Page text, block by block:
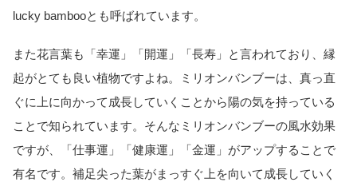
lucky bambooとも呼ばれています。
また花言葉も「幸運」「開運」「長寿」と言われており、縁
起がとても良い植物ですよね。ミリオンバンブーは、真っ直
ぐに上に向かって成長していくことから陽の気を持っている
ことで知られています。そんなミリオンバンブーの風水効果
ですが、「仕事運」「健康運」「金運」がアップすることで
有名です。補足尖った葉がまっすぐ上を向いて成長していく